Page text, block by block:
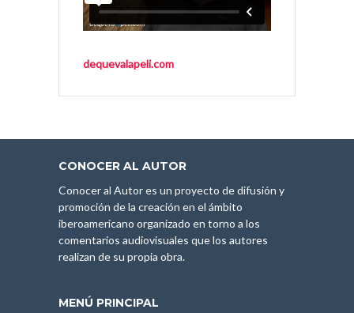
dequevalapeli.com
CONOCER AL AUTOR
Conocer al Autor es un proyecto de difusión y
promoción de la creación en el ámbito
iberoamericano organizado en torno a los
comentarios audiovisuales que los autores
realizan de su propia obra.
MENÚ PRINCIPAL